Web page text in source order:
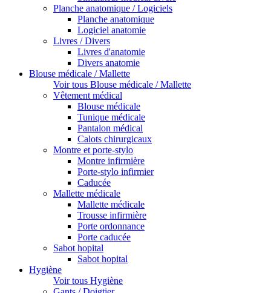
Planche anatomique / Logiciels
Planche anatomique
Logiciel anatomie
Livres / Divers
Livres d'anatomie
Divers anatomie
Blouse médicale / Mallette
Voir tous Blouse médicale / Mallette
Vêtement médical
Blouse médicale
Tunique médicale
Pantalon médical
Calots chirurgicaux
Montre et porte-stylo
Montre infirmière
Porte-stylo infirmier
Caducée
Mallette médicale
Mallette médicale
Trousse infirmière
Porte ordonnance
Porte caducée
Sabot hopital
Sabot hopital
Hygiène
Voir tous Hygiène